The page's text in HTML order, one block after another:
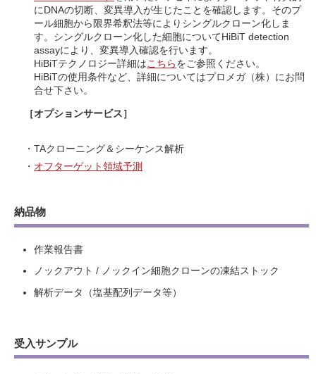
にDNAの切断、変異導入が生じたことを確認します。そのプ
ール細胞から限界希釈法等によりシングルクローン化しま
す。シングルクローン化した細胞についてHiBiT detection
assayにより、変異導入確認を行います。
HiBiTテクノロジー詳細はこちらをご参照ください。
HiBiTの使用条件など、詳細についてはプロメガ（株）にお問
合せ下さい。
［オプションサービス］
・TAクローニング＆シーケンス解析
・ オフターゲット領域予測
納品物
作業報告書
ノックアウト / ノックイン細胞クローンの凍結ストック
解析データ（塩基配列データ等）
受入サンプル